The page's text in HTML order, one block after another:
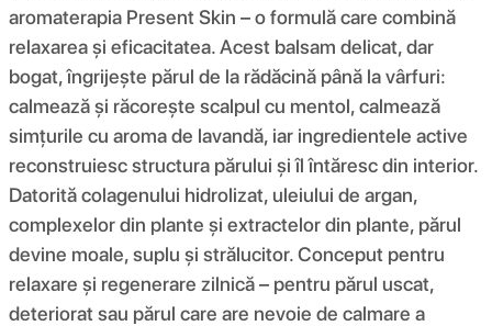
aromaterapia Present Skin – o formulă care combină
relaxarea și eficacitatea. Acest balsam delicat, dar
bogat, îngrijește părul de la rădăcină până la vârfuri:
calmează și răcorește scalpul cu mentol, calmează
simțurile cu aroma de lavandă, iar ingredientele active
reconstruiesc structura părului și îl întăresc din interior.
Datorită colagenului hidrolizat, uleiului de argan,
complexelor din plante și extractelor din plante, părul
devine moale, suplu și strălucitor. Conceput pentru
relaxare și regenerare zilnică – pentru părul uscat,
deteriorat sau părul care are nevoie de calmare a